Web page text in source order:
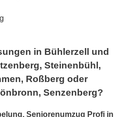
in Bühlerzell und
Steinenbühl,
Roßberg oder
Senzenberg?
Seniorenumzug Profi in